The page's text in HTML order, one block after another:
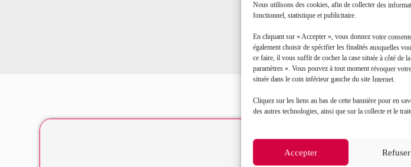
Nous utilisons des cookies, afin de collecter des
fonctionnel, statistique et publicitaire.
En cliquant sur « Accepter », vous donnez votre
également choisir de spécifier les finalités auxquelles
ce faire, il vous suffit de cocher la case située à côté de
paramètres ». Vous pouvez à tout moment révoquer
située dans le coin inférieur gauche du site Internet.
Cliquez sur les liens au bas de cette bannière pour en
des autres technologies, ainsi que sur la collecte et le
Accepter Refuser
Toutes les